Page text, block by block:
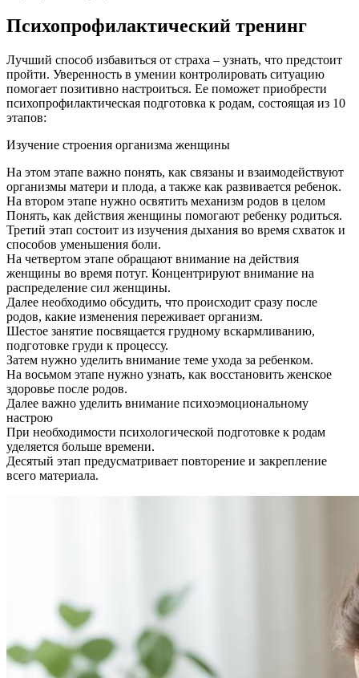
Психопрофилактический тренинг
Лучший способ избавиться от страха – узнать, что предстоит
пройти. Уверенность в умении контролировать ситуацию
помогает позитивно настроиться. Ее поможет приобрести
психопрофилактическая подготовка к родам, состоящая из 10
этапов:
Изучение строения организма женщины
На этом этапе важно понять, как связаны и взаимодействуют
организмы матери и плода, а также как развивается ребенок.
На втором этапе нужно освятить механизм родов в целом
Понять, как действия женщины помогают ребенку родиться.
Третий этап состоит из изучения дыхания во время схваток и
способов уменьшения боли.
На четвертом этапе обращают внимание на действия
женщины во время потуг. Концентрируют внимание на
распределение сил женщины.
Далее необходимо обсудить, что происходит сразу после
родов, какие изменения переживает организм.
Шестое занятие посвящается грудному вскармливанию,
подготовке груди к процессу.
Затем нужно уделить внимание теме ухода за ребенком.
На восьмом этапе нужно узнать, как восстановить женское
здоровье после родов.
Далее важно уделить внимание психоэмоциональному
настрою
При необходимости психологической подготовке к родам
уделяется больше времени.
Десятый этап предусматривает повторение и закрепление
всего материала.